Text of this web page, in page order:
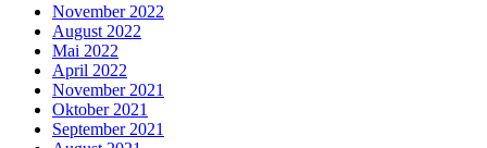
November 2022
August 2022
Mai 2022
April 2022
November 2021
Oktober 2021
September 2021